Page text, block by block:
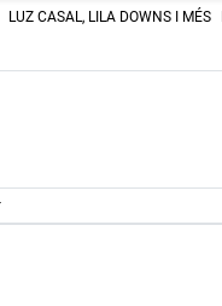
LUZ CASAL, LILA DOWNS I MÉS